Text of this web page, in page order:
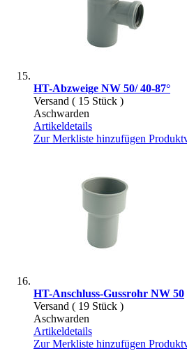
HT-Abzweige NW 50/ 40-87°
Versand ( 15 Stück )
Aschwarden
Artikeldetails
Zur Merkliste hinzufügen
HT-Anschluss-Gussrohr NW 50
Versand ( 19 Stück )
Aschwarden
Artikeldetails
Zur Merkliste hinzufügen